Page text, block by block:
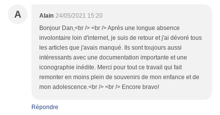
A Alain 24/05/2021 15:20
Bonjour Dan,<br /> <br /> Après une longue absence
involontaire loin d'internet, je suis de retour et j'ai dévoré tous
les articles que j'avais manqué. Ils sont toujours aussi
intéressants avec une documentation importante et une
iconographie inédite. Merci pour tout ce travail qui fait
remonter en moins plein de souvenirs de mon enfance et de
mon adolescence.<br /> <br /> Encore bravo!
Répondre